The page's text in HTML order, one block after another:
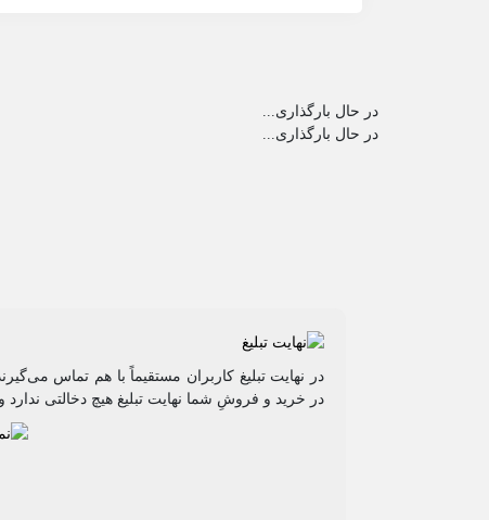
در حال بارگذاری...
در حال بارگذاری...
در نهایت تبلیغ کاربران مستقیماً با هم تماس
در خرید و فروشِ شما نهایت تبلیغ هیچ دخالتی ندارد